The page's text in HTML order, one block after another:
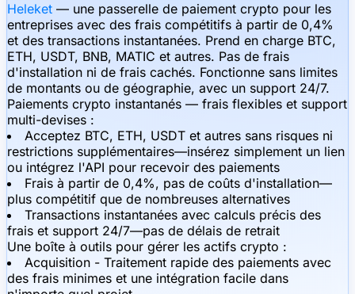
Heleket — une passerelle de paiement crypto pour les
entreprises avec des frais compétitifs à partir de 0,4%
et des transactions instantanées. Prend en charge BTC,
ETH, USDT, BNB, MATIC et autres. Pas de frais
d'installation ni de frais cachés. Fonctionne sans limites
de montants ou de géographie, avec un support 24/7.
Paiements crypto instantanés — frais flexibles et support
multi-devises :
Acceptez BTC, ETH, USDT et autres sans risques ni
restrictions supplémentaires—insérez simplement un lien
ou intégrez l'API pour recevoir des paiements
Frais à partir de 0,4%, pas de coûts d'installation—
plus compétitif que de nombreuses alternatives
Transactions instantanées avec calculs précis des
frais et support 24/7—pas de délais de retrait
Une boîte à outils pour gérer les actifs crypto :
Acquisition - Traitement rapide des paiements avec
des frais minimes et une intégration facile dans